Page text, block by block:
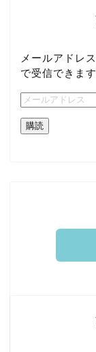
メールアドレ
で受信できます
購読